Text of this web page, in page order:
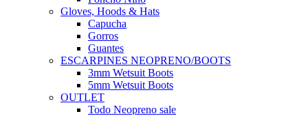
Gloves, Hoods & Hats
Capucha
Gorros
Guantes
ESCARPINES NEOPRENO/BOOTS
3mm Wetsuit Boots
5mm Wetsuit Boots
OUTLET
Todo Neopreno sale